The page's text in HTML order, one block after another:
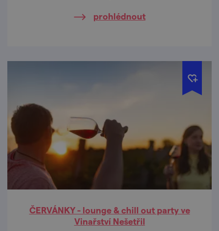
prohlédnout
ČERVÁNKY - lounge & chill out party ve
Vinařství Nešetřil